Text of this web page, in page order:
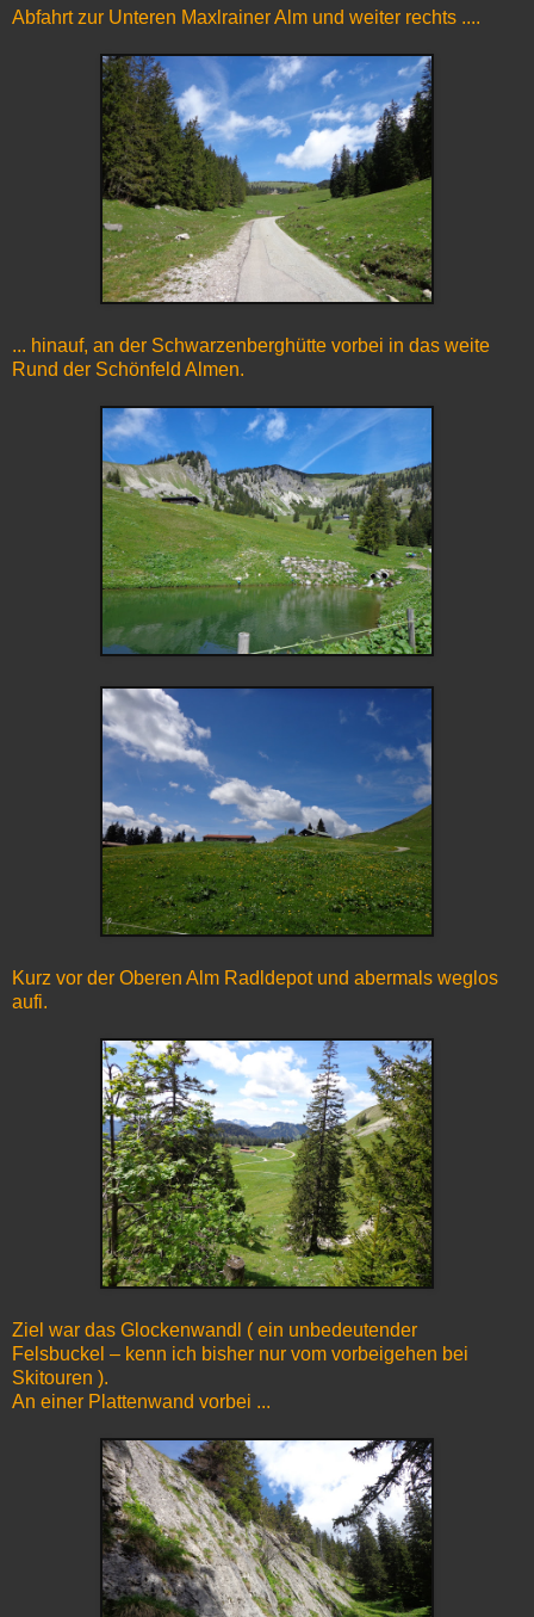
Abfahrt zur Unteren Maxlrainer Alm und weiter rechts ....
... hinauf, an der Schwarzenberghütte vorbei in das weite
Rund der Schönfeld Almen.
Kurz vor der Oberen Alm Radldepot und abermals weglos
aufi.
Ziel war das Glockenwandl ( ein unbedeutender
Felsbuckel – kenn ich bisher nur vom vorbeigehen bei
Skitouren ).
An einer Plattenwand vorbei ...